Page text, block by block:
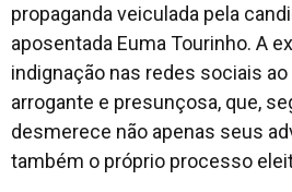
propaganda veiculada pela
aposentada Euma Tourinho. A
indignação nas redes sociais
arrogante e presunçosa, que,
desmerece não apenas seus
também o próprio processo